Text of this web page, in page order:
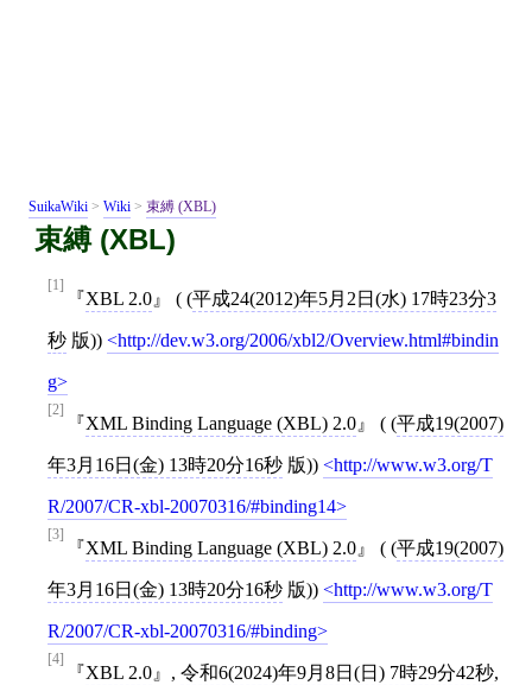
SuikaWiki > Wiki > 束縛 (XBL)
束縛 (XBL)
[1]
XBL 2.0 ( (平成24(2012)年5月2日(水) 17時23分3
秒 版)) http://dev.w3.org/2006/xbl2/Overview.html#bindin
g
[2]
XML Binding Language (XBL) 2.0 ( (平成19(2007)
年3月16日(金) 13時20分16秒 版)) http://www.w3.org/T
R/2007/CR-xbl-20070316/#binding14
[3]
XML Binding Language (XBL) 2.0 ( (平成19(2007)
年3月16日(金) 13時20分16秒 版)) http://www.w3.org/T
R/2007/CR-xbl-20070316/#binding
[4]
XBL 2.0 , 令和6(2024)年9月8日(日) 7時29分42秒,